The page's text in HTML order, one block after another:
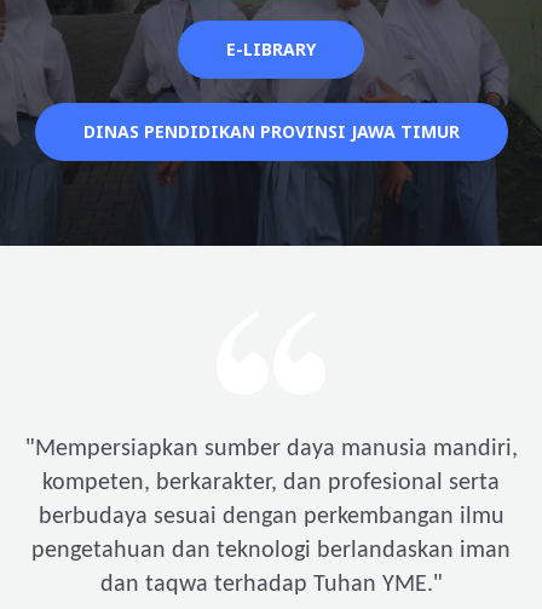
E-LIBRARY
DINAS PENDIDIKAN PROVINSI JAWA TIMUR
"Mempersiapkan sumber daya manusia mandiri,
kompeten, berkarakter, dan profesional serta
berbudaya sesuai dengan perkembangan ilmu
pengetahuan dan teknologi berlandaskan iman
dan taqwa terhadap Tuhan YME."